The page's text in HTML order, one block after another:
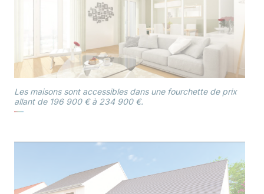
Les maisons sont accessibles dans une fourchette de prix
allant de 196 900 € à 234 900 €.